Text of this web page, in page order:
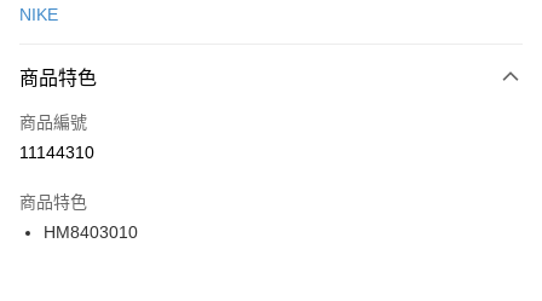
便利好安心！
３．安心：先確認商品／服務後，再付款。
【「AFTEE先享後付」結帳流程】
１．於結帳方式選擇「AFTEE先享後付」後，將跳轉至「AFTEE先享後付」
２．訂單成立數日內，您將收到繳費通知簡訊。
３．收到繳費通知簡訊後14天內，點擊此簡訊中的連結，可透過四大超商／
ATM／網路銀行／等多元方式進行付款，方視為交易完成。
運送方式
每筆NT$100，滿NT$1,500(含以上)免運費
宅配
每筆NT$100，滿NT$1,500(含以上)免運費
付款後門市自取
每筆NT$100，滿NT$1,500(含以上)免運費
NIKE
商品特色
商品編號
11144310
商品特色
HM8403010